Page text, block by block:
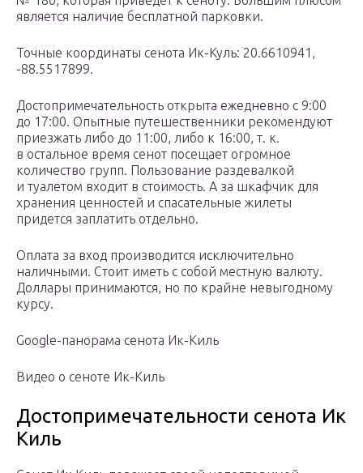
является наличие бесплатной парковки.
Точные координаты сенота Ик-Куль: 20.6610941,
-88.5517899.
Достопримечательность открыта ежедневно с 9:00
до 17:00. Опытные путешественники рекомендуют
приезжать либо до 11:00, либо к 16:00, т. к.
в остальное время сенот посещает огромное
количество групп. Пользование раздевалкой
и туалетом входит в стоимость. А за шкафчик для
хранения ценностей и спасательные жилеты
придется заплатить отдельно.
Оплата за вход производится исключительно
наличными. Стоит иметь с собой местную валюту.
Доллары принимаются, но по крайне невыгодному
курсу.
Google-панорама сенота Ик-Киль
Видео о сеноте Ик-Киль
Достопримечательности сенота Ик
Киль